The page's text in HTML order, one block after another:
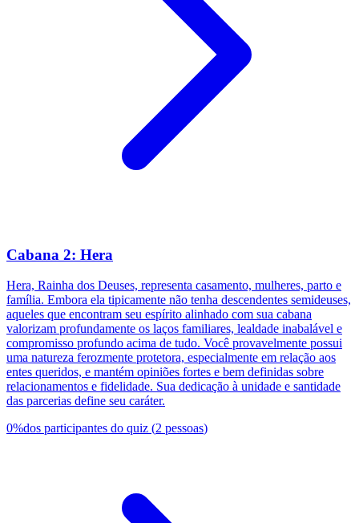
Cabana 2: Hera
Hera, Rainha dos Deuses, representa casamento, mulheres, parto e
família. Embora ela tipicamente não tenha descendentes semideuses,
aqueles que encontram seu espírito alinhado com sua cabana
valorizam profundamente os laços familiares, lealdade inabalável e
compromisso profundo acima de tudo. Você provavelmente possui
uma natureza ferozmente protetora, especialmente em relação aos
entes queridos, e mantém opiniões fortes e bem definidas sobre
relacionamentos e fidelidade. Sua dedicação à unidade e santidade
das parcerias define seu caráter.
0%dos participantes do quiz (2 pessoas)